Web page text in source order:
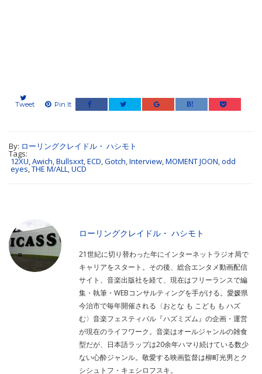
Tweet Pin It
By: ローリングクレイドル・ ハシモト
Tags:
12XU,Awich,Bullsxxt,ECD,Gotch,Interview,MOMENT JOON,odd
eyes,THE M/ALL,UCD
ローリングクレイドル・ ハシモト
21世紀に切り替わった年にインターネットラジオ局で
キャリアをスタート。その後、総合エンタメ動画配信
サイト、音楽出版社を経て、現在はフリーランスで編
集・執筆・WEBコンサルティングを手がける。愛媛県
今治市で毎年開催される〈おとな も こども も ハズ
む〉音楽フェスティバル『ハズミズム』の企画・運営
が現在のライフワーク。音楽はオールジャンルの雑食
型だが、日本語ラップは20余年ハマり続けている数少
ない心酔ジャンル。敬愛する映画監督は柳町光男とク
シシュトフ・キェシロフスキ。